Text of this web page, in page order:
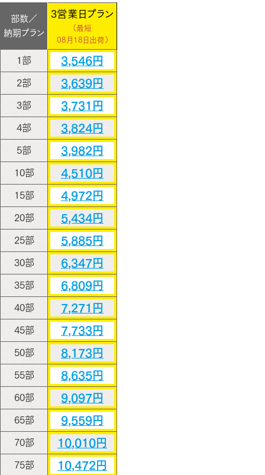
部数／
納期プラン
3営業日プラン
（最短
08月18日出荷）
1部 3,546円
2部 3,639円
3部 3,731円
4部 3,824円
5部 3,982円
10部 4,510円
15部 4,972円
20部 5,434円
25部 5,885円
30部 6,347円
35部 6,809円
40部 7,271円
45部 7,733円
50部 8,173円
55部 8,635円
60部 9,097円
65部 9,559円
70部 10,010円
75部 10,472円